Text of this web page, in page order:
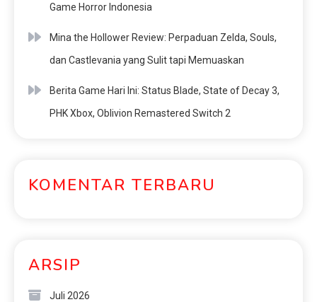
Game Horror Indonesia
Mina the Hollower Review: Perpaduan Zelda, Souls,
dan Castlevania yang Sulit tapi Memuaskan
Berita Game Hari Ini: Status Blade, State of Decay 3,
PHK Xbox, Oblivion Remastered Switch 2
KOMENTAR TERBARU
ARSIP
Juli 2026